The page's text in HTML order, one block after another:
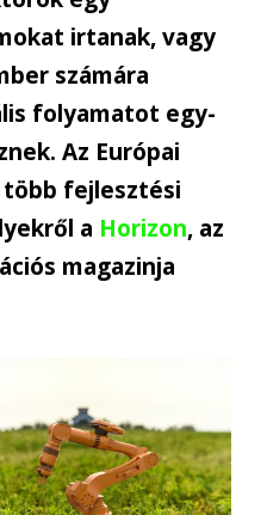
irtanak, vagy
számára
folyamatot egy-
Az Európai
fejlesztési
a Horizon, az
magazinja